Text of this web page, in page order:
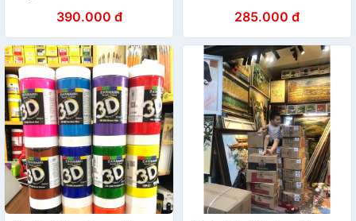
mpn0129 - Vẽ Trên mọi chất
liệu
390.000 đ 285.000 đ